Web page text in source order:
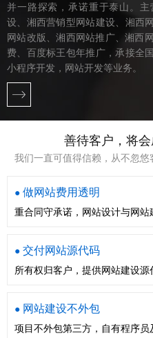
并一路探索，承诺重于泰山。
设、湘西营销型网站建设、湘西
网站改版、湘西网站推广、湘西
费、百度标王包年推广，承接全
小程序开发，网站开发等业务。
善待客户，将
我们一直可值得信赖，从不忽悠
● 做网站费用透明
重合同守承诺，网站设计与网站
● 交付网站源代码
所有权归客户，提供网站建设源
● 网站建设不外包
项目不外包第三方，自有程序员